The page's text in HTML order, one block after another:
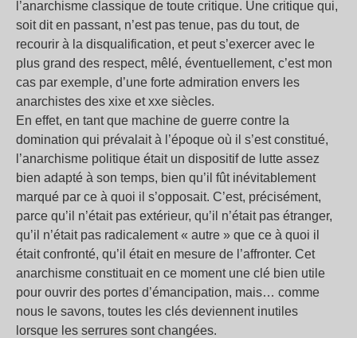
l’anarchisme classique de toute critique. Une critique qui,
soit dit en passant, n’est pas tenue, pas du tout, de
recourir à la disqualification, et peut s’exercer avec le
plus grand des respect, mêlé, éventuellement, c’est mon
cas par exemple, d’une forte admiration envers les
anarchistes des xixe et xxe siècles.
En effet, en tant que machine de guerre contre la
domination qui prévalait à l’époque où il s’est constitué,
l’anarchisme politique était un dispositif de lutte assez
bien adapté à son temps, bien qu’il fût inévitablement
marqué par ce à quoi il s’opposait. C’est, précisément,
parce qu’il n’était pas extérieur, qu’il n’était pas étranger,
qu’il n’était pas radicalement « autre » que ce à quoi il
était confronté, qu’il était en mesure de l’affronter. Cet
anarchisme constituait en ce moment une clé bien utile
pour ouvrir des portes d’émancipation, mais… comme
nous le savons, toutes les clés deviennent inutiles
lorsque les serrures sont changées.